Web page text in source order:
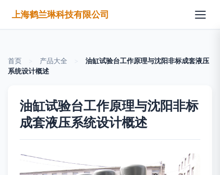
上海鹤兰琳科技有限公司
首页 产品大全
油缸试验台工作原理与沈阳非标成套液压
系统设计概述
油缸试验台工作原理与沈阳非标
成套液压系统设计概述